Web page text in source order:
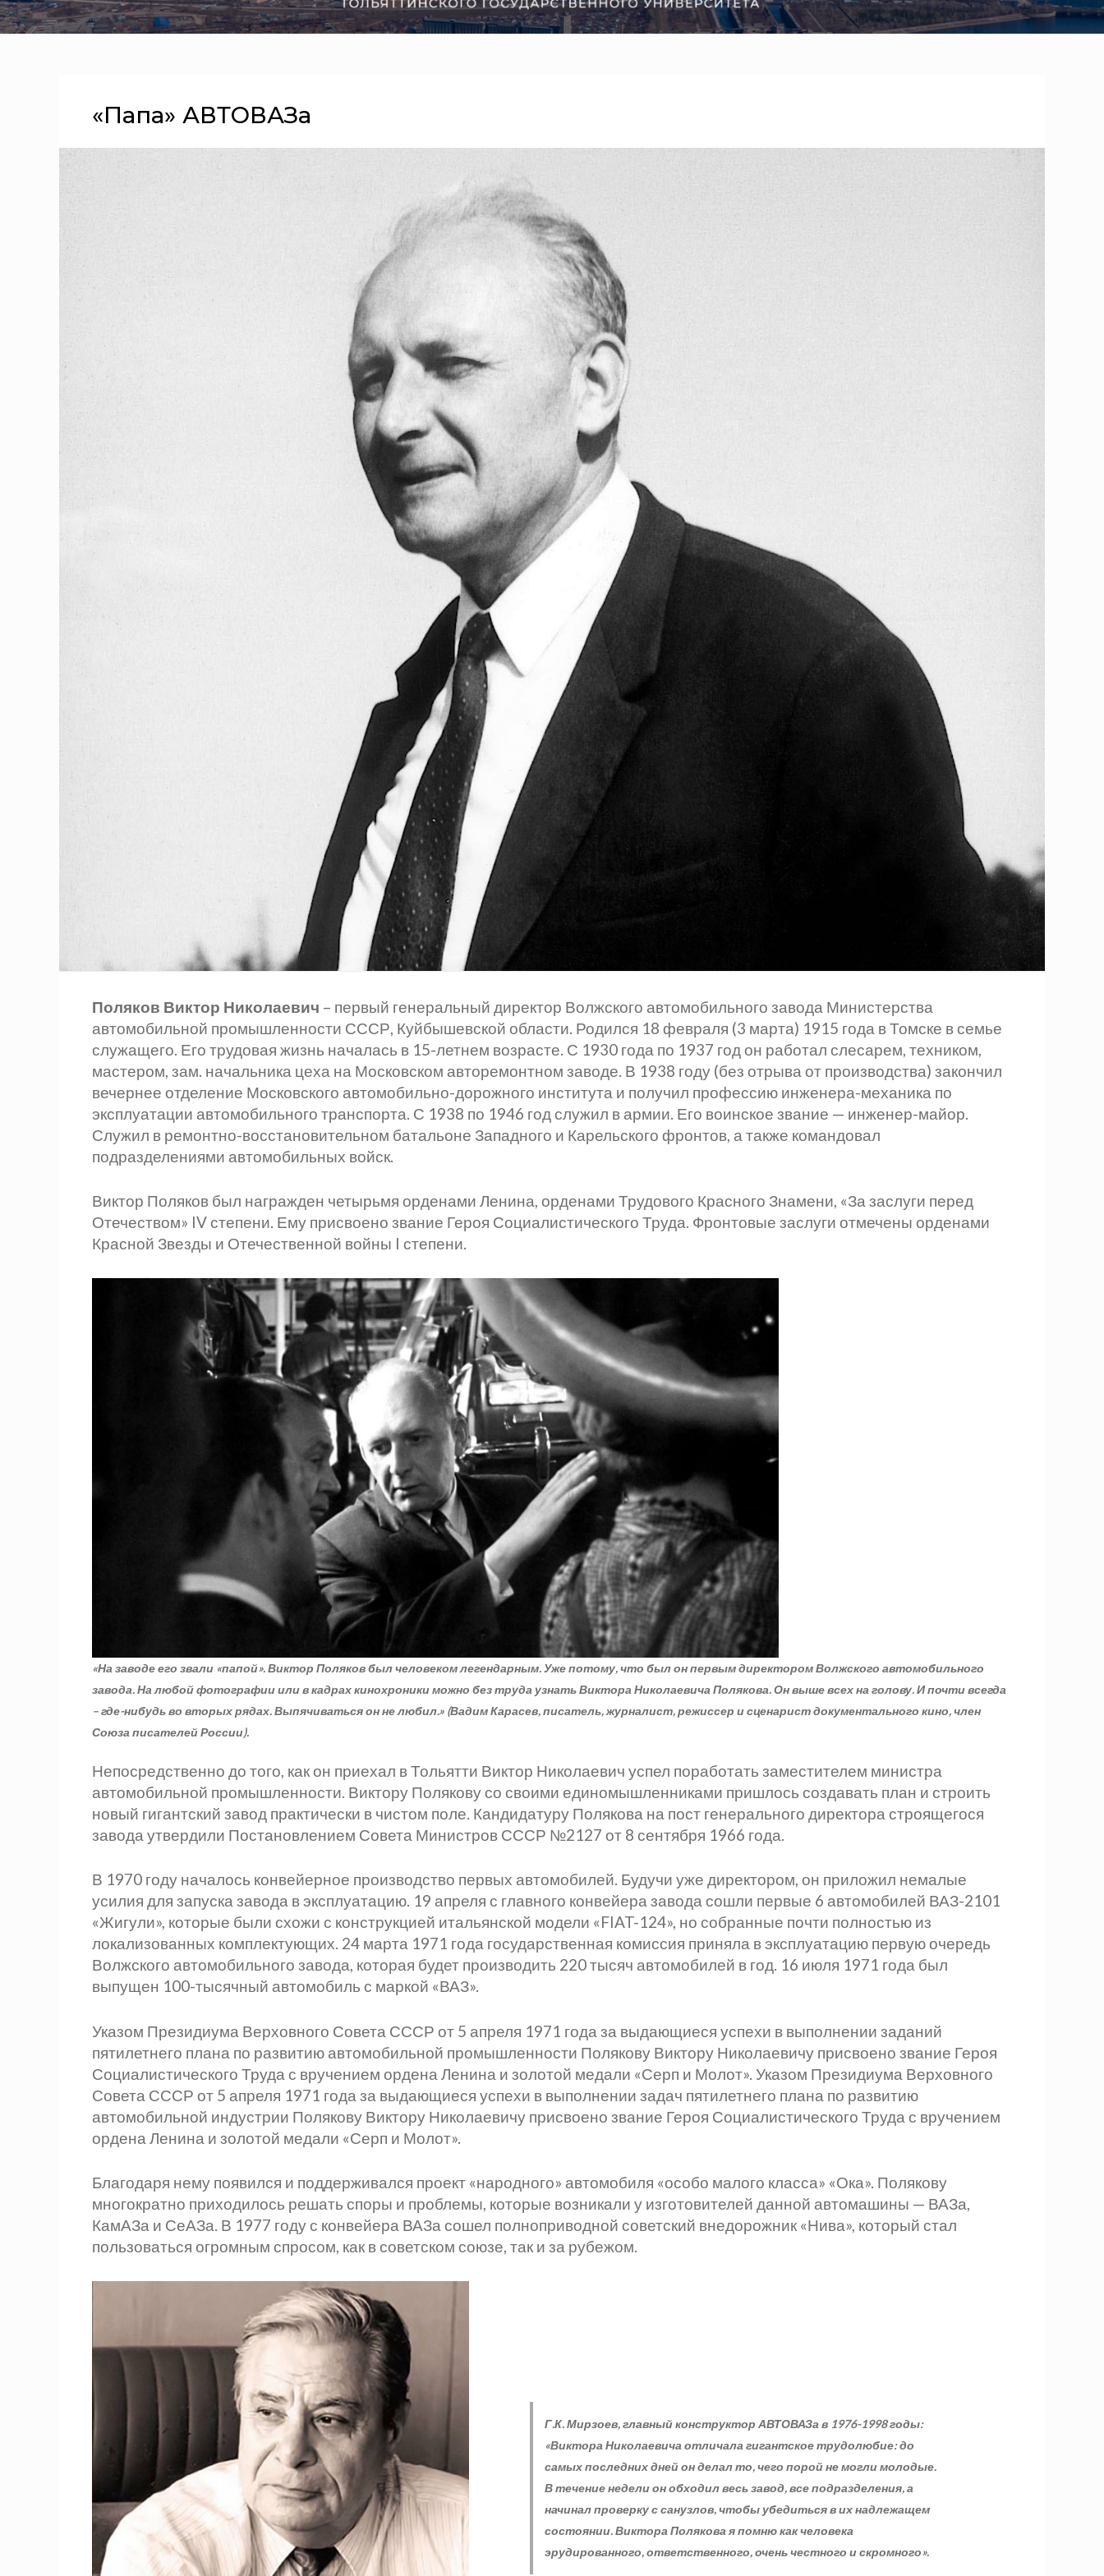
«Папа» АВТОВАЗа
Поляков Виктор Николаевич – первый генеральный директор Волжского автомобильного завода Министерства
автомобильной промышленности СССР, Куйбышевской области. Родился 18 февраля (3 марта) 1915 года в Томске в семье
служащего. Его трудовая жизнь началась в 15-летнем возрасте. С 1930 года по 1937 год он работал слесарем, техником,
мастером, зам. начальника цеха на Московском авторемонтном заводе. В 1938 году (без отрыва от производства) закончил
вечернее отделение Московского автомобильно-дорожного института и получил профессию инженера-механика по
эксплуатации автомобильного транспорта. С 1938 по 1946 год служил в армии. Его воинское звание — инженер-майор.
Служил в ремонтно-восстановительном батальоне Западного и Карельского фронтов, а также командовал
подразделениями автомобильных войск.
Виктор Поляков был награжден четырьмя орденами Ленина, орденами Трудового Красного Знамени, «За заслуги перед
Отечеством» IV степени. Ему присвоено звание Героя Социалистического Труда. Фронтовые заслуги отмечены орденами
Красной Звезды и Отечественной войны I степени.
«На заводе его звали «папой». Виктор Поляков был человеком легендарным. Уже потому, что был он первым директором Волжского автомобильного
завода. На любой фотографии или в кадрах кинохроники можно без труда узнать Виктора Николаевича Полякова. Он выше всех на голову. И почти всегда
– где-нибудь во вторых рядах. Выпячиваться он не любил.» (Вадим Карасев, писатель, журналист, режиссер и сценарист документального кино, член
Союза писателей России).
Непосредственно до того, как он приехал в Тольятти Виктор Николаевич успел поработать заместителем министра
автомобильной промышленности. Виктору Полякову со своими единомышленниками пришлось создавать план и строить
новый гигантский завод практически в чистом поле. Кандидатуру Полякова на пост генерального директора строящегося
завода утвердили Постановлением Совета Министров СССР №2127 от 8 сентября 1966 года.
В 1970 году началось конвейерное производство первых автомобилей. Будучи уже директором, он приложил немалые
усилия для запуска завода в эксплуатацию. 19 апреля с главного конвейера завода сошли первые 6 автомобилей ВАЗ-2101
«Жигули», которые были схожи с конструкцией итальянской модели «FIAT-124», но собранные почти полностью из
локализованных комплектующих. 24 марта 1971 года государственная комиссия приняла в эксплуатацию первую очередь
Волжского автомобильного завода, которая будет производить 220 тысяч автомобилей в год. 16 июля 1971 года был
выпущен 100-тысячный автомобиль с маркой «ВАЗ».
Указом Президиума Верховного Совета СССР от 5 апреля 1971 года за выдающиеся успехи в выполнении заданий
пятилетнего плана по развитию автомобильной промышленности Полякову Виктору Николаевичу присвоено звание Героя
Социалистического Труда с вручением ордена Ленина и золотой медали «Серп и Молот». Указом Президиума Верховного
Совета СССР от 5 апреля 1971 года за выдающиеся успехи в выполнении задач пятилетнего плана по развитию
автомобильной индустрии Полякову Виктору Николаевичу присвоено звание Героя Социалистического Труда с вручением
ордена Ленина и золотой медали «Серп и Молот».
Благодаря нему появился и поддерживался проект «народного» автомобиля «особо малого класса» «Ока». Полякову
многократно приходилось решать споры и проблемы, которые возникали у изготовителей данной автомашины — ВАЗа,
КамАЗа и СеАЗа. В 1977 году с конвейера ВАЗа сошел полноприводной советский внедорожник «Нива», который стал
пользоваться огромным спросом, как в советском союзе, так и за рубежом.
Г.К. Мирзоев, главный конструктор АВТОВАЗа в 1976-1998 годы:
«Виктора Николаевича отличала гигантское трудолюбие: до
самых последних дней он делал то, чего порой не могли молодые.
В течение недели он обходил весь завод, все подразделения, а
начинал проверку с санузлов, чтобы убедиться в их надлежащем
состоянии. Виктора Полякова я помню как человека
эрудированного, ответственного, очень честного и скромного».